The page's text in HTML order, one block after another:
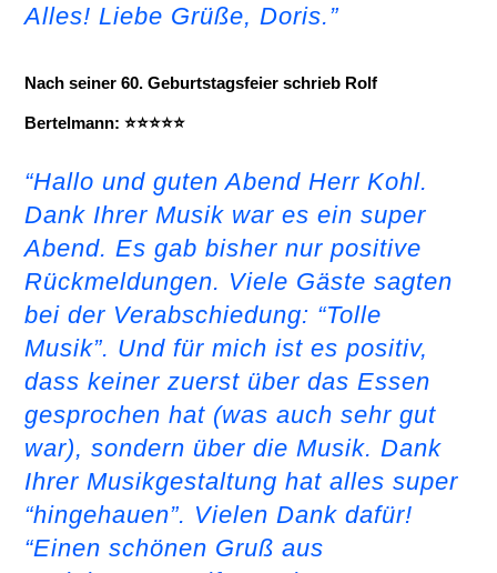
Alles! Liebe Grüße, Doris.”
Nach seiner 60. Geburtstagsfeier schrieb Rolf
Bertelmann: ⭐⭐⭐⭐⭐
“Hallo und guten Abend Herr Kohl.
Dank Ihrer Musik war es ein super
Abend. Es gab bisher nur positive
Rückmeldungen. Viele Gäste sagten
bei der Verabschiedung: “Tolle
Musik”. Und für mich ist es positiv,
dass keiner zuerst über das Essen
gesprochen hat (was auch sehr gut
war), sondern über die Musik. Dank
Ihrer Musikgestaltung hat alles super
“hingehauen”. Vielen Dank dafür!
“Einen schönen Gruß aus